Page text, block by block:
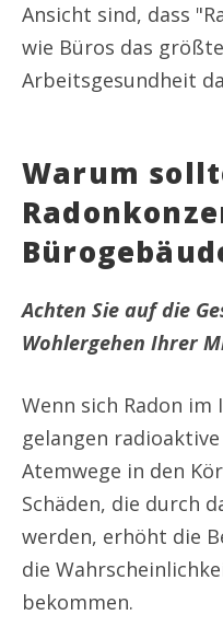
Ansicht sind, dass
wie Büros das
Arbeitsgesundheit
Warum
Achten Sie auf die
Wohlergehen Ihrer
Wenn sich Radon
gelangen
Atemwege in den
Schäden, die durch
werden, erhöht die
die
bekommen.